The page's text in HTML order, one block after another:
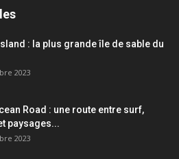
: la plus grande île de sable du
2023
Road : une route entre surf,
paysages...
2023